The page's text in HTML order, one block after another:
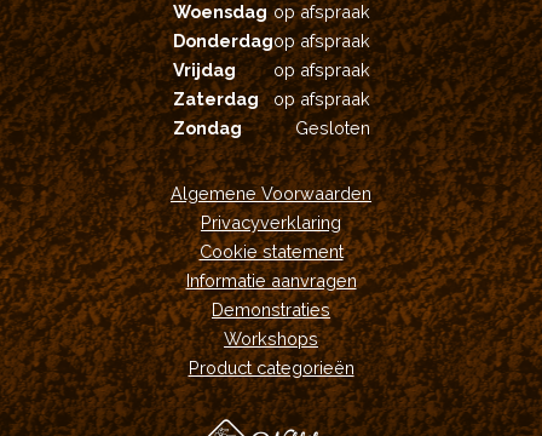
Woensdag op afspraak
Donderdagop afspraak
Vrijdag
op afspraak
Zaterdag
op afspraak
Zondag
Gesloten
Algemene Voorwaarden
Privacyverklaring
Cookie statement
Informatie aanvragen
Demonstraties
Workshops
Product categorieën